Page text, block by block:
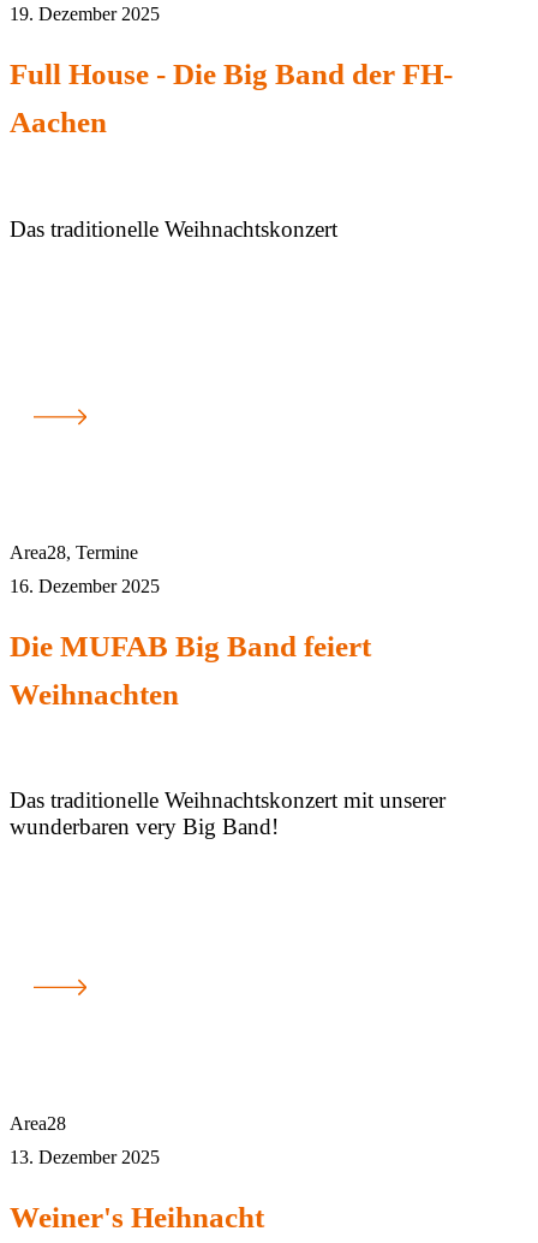
19. Dezember 2025
Full House - Die Big Band der FH-
Aachen
Das traditionelle Weihnachtskonzert
Area28, Termine
16. Dezember 2025
Die MUFAB Big Band feiert
Weihnachten
Das traditionelle Weihnachtskonzert mit unserer
wunderbaren very Big Band!
Area28
13. Dezember 2025
Weiner's Heihnacht